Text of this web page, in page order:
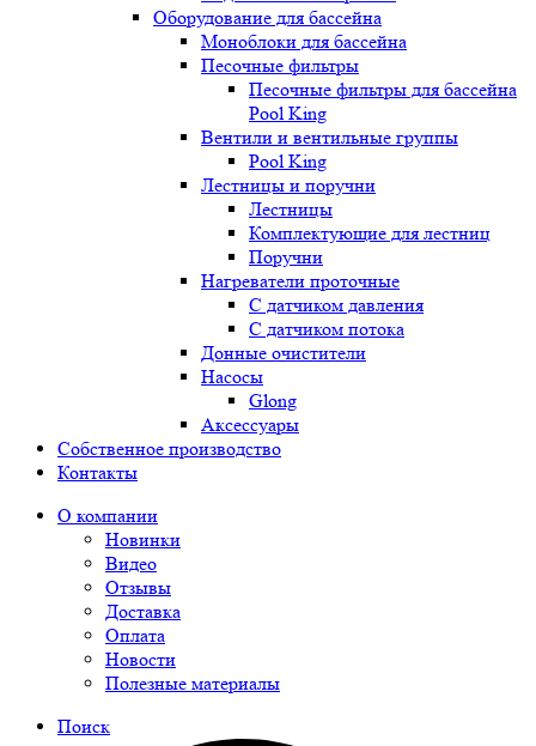
Оборудование для бассейна
Моноблоки для бассейна
Песочные фильтры
Песочные фильтры для бассейна
Pool King
Вентили и вентильные группы
Pool King
Лестницы и поручни
Лестницы
Комплектующие для лестниц
Поручни
Нагреватели проточные
С датчиком давления
С датчиком потока
Донные очистители
Насосы
Glong
Аксессуары
Собственное производство
Контакты
О компании
Новинки
Видео
Отзывы
Доставка
Оплата
Новости
Полезные материалы
Поиск